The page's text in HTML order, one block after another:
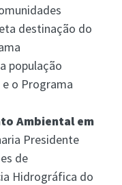
destinação do
população
o Programa
Ambiental em
Presidente
de
Hidrográfica do